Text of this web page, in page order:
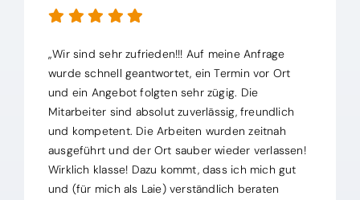
„Wir sind sehr zufrieden!!! Auf meine Anfrage
wurde schnell geantwortet, ein Termin vor Ort
und ein Angebot folgten sehr zügig. Die
Mitarbeiter sind absolut zuverlässig, freundlich
und kompetent. Die Arbeiten wurden zeitnah
ausgeführt und der Ort sauber wieder verlassen!
Wirklich klasse! Dazu kommt, dass ich mich gut
und (für mich als Laie) verständlich beraten